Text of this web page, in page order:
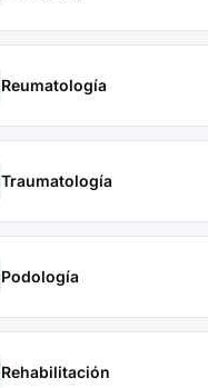
Reumatología
Traumatología
Podología
Rehabilitación